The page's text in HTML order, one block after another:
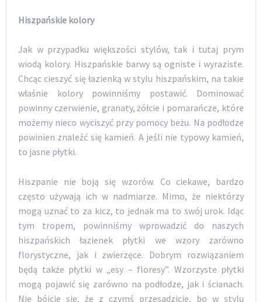
Hiszpańskie kolory
Jak w przypadku większości stylów, tak i tutaj prym
wiodą kolory. Hiszpańskie barwy są ogniste i wyraziste.
Chcąc cieszyć się łazienką w stylu hiszpańskim, na takie
właśnie kolory powinniśmy postawić. Dominować
powinny czerwienie, granaty, żółcie i pomarańcze, które
możemy nieco wyciszyć przy pomocy beżu. Na podłodze
powinien znaleźć się kamień. A jeśli nie typowy kamień,
to jasne płytki.
Hiszpanie nie boją się wzorów. Co ciekawe, bardzo
często używają ich w nadmiarze. Mimo, że niektórzy
mogą uznać to za kicz, to jednak ma to swój urok. Idąc
tym tropem, powinniśmy wprowadzić do naszych
hiszpańskich łazienek płytki we wzory zarówno
florystyczne, jak i zwierzęce. Dobrym rozwiązaniem
będą także płytki w „esy – floresy”. Wzorzyste płytki
mogą pojawić się zarówno na podłodze, jak i ścianach.
Nie bójcie się, że z czymś przesadzicie, bo w stylu